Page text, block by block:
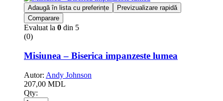
Adaugă în lista cu preferințe
Previzualizare rapidă
Comparare
Evaluat la 0 din 5
(0)
Misiunea – Biserica impanzeste lumea
Autor: Andy Johnson
207,00 MDL
Qty: